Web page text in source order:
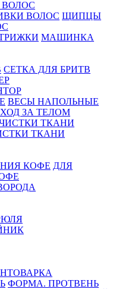
ЩИПЦЫ
МАШИНКА
СЕТКА ДЛЯ БРИТВ
ВЕСЫ НАПОЛЬНЫЕ
ЗА ТЕЛОМ
ТКАНИ
ДЛЯ
ФОРМА. ПРОТВЕНЬ